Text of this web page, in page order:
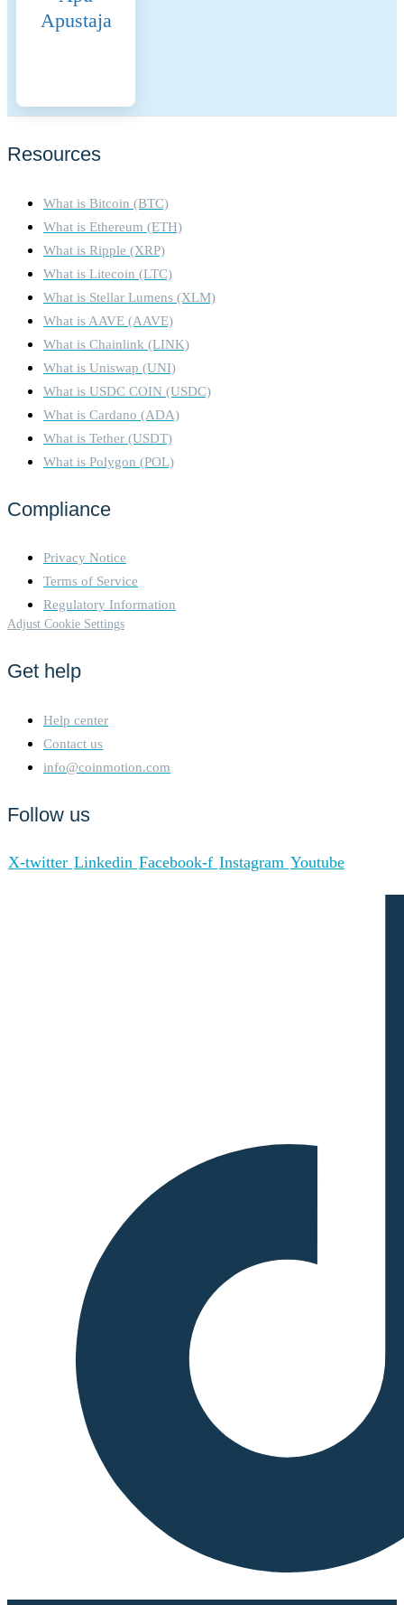
Apustaja
Resources
What is Bitcoin (BTC)
What is Ethereum (ETH)
What is Ripple (XRP)
What is Litecoin (LTC)
What is Stellar Lumens (XLM)
What is AAVE (AAVE)
What is Chainlink (LINK)
What is Uniswap (UNI)
What is USDC COIN (USDC)
What is Cardano (ADA)
What is Tether (USDT)
What is Polygon (POL)
Compliance
Privacy Notice
Terms of Service
Regulatory Information
Adjust Cookie Settings
Get help
Help center
Contact us
info@coinmotion.com
Follow us
X-twitter Linkedin Facebook-f Instagram Youtube